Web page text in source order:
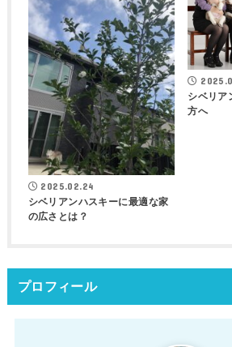
2025.02.24
シベリアンハスキーに最適な家
の広さとは？
シベリア
方へ
プロフィール